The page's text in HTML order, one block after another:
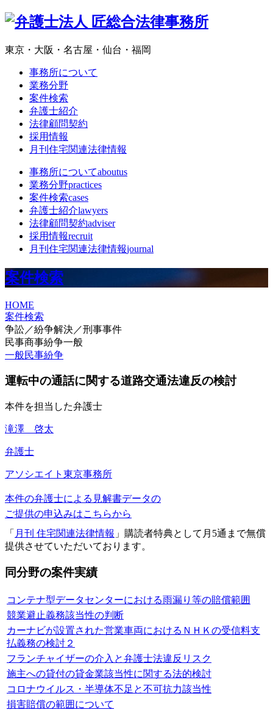
東京・大阪・名古屋・仙台・福岡
事務所について
業務分野
案件検索
弁護士紹介
法律顧問契約
採用情報
月刊住宅関連法律情報
事務所についてaboutus
業務分野practices
案件検索cases
弁護士紹介lawyers
法律顧問契約adviser
採用情報recruit
月刊住宅関連法律情報journal
案件検索
HOME
案件検索
争訟／紛争解決／刑事事件
民事商事紛争一般
一般民事紛争
運転中の通話に関する道路交通法違反の検討
本件を担当した弁護士
滝澤 啓太
弁護士
アソシエイト 東京事務所
本件の弁護士による見解書データの
ご提供の申込みはこちらから
「 月刊 住宅関連法律情報 」購読者特典として月5通まで無償
提供させていただいております。
同分野の案件実績
コンテナ型データセンターにおける雨漏り等の賠償範囲
競業避止義務該当性の判断
カーナビが設置された営業車両におけるＮＨＫの受信料支
払義務の検討２
フランチャイザーの介入と弁護士法違反リスク
施主への貸付の貸金業該当性に関する法的検討
コロナウイルス・半導体不足と不可抗力該当性
損害賠償の範囲について